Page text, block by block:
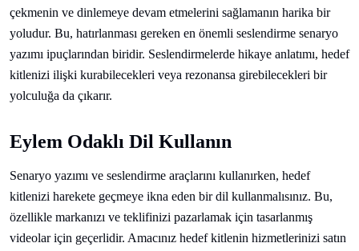
çekmenin ve dinlemeye devam etmelerini sağlamanın harika bir
yoludur. Bu, hatırlanması gereken en önemli seslendirme senaryo
yazımı ipuçlarından biridir. Seslendirmelerde hikaye anlatımı, hedef
kitlenizi ilişki kurabilecekleri veya rezonansa girebilecekleri bir
yolculuğa da çıkarır.
Eylem Odaklı Dil Kullanın
Senaryo yazımı ve seslendirme araçlarını kullanırken, hedef
kitlenizi harekete geçmeye ikna eden bir dil kullanmalısınız. Bu,
özellikle markanızı ve teklifinizi pazarlamak için tasarlanmış
videolar için geçerlidir. Amacınız hedef kitlenin hizmetlerinizi satın